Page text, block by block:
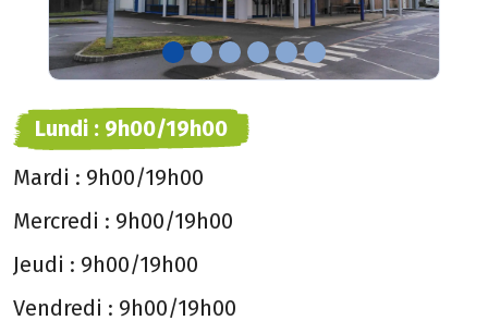
Lundi : 9h00/19h00
Mardi : 9h00/19h00
Mercredi : 9h00/19h00
Jeudi : 9h00/19h00
Vendredi : 9h00/19h00